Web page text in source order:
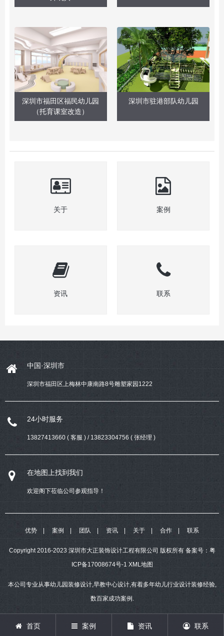
深圳市福田区福民幼儿园
（托育课室改造）
深圳市驻港部队幼儿园
关于 案例
资讯 联系
中国·深圳市
深圳市福田区上梅林中康南路8号雕塑家园1222
24小时服务
13827413660 ( 客服 ) / 13823304756 ( 张经理 )
在地图上找到我们
欢迎阁下莅临公司参观指导！
优势 案例 团队 资讯 关于 合作 联系
Copyright 2016-2023 深圳市大正装饰设计工程有限公司 版权所有 备案号： 粤
ICP备17008674号-1 XML地图
本公司专业从事幼儿园装修设计,早教中心设计,有着多年幼儿行业设计装修经验,
数百家成功案例.
首页 案例 资讯 联系